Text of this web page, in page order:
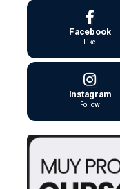
Facebook
Like
Instagram
Follow